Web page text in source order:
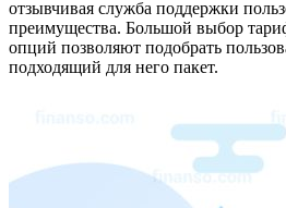
отзывчивая служба поддержки
преимущества. Большой выбор
опций позволяют подобрать
подходящий для него пакет.